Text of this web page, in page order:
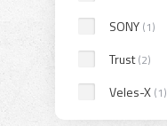
SONY (1)
Trust(2)
Veles-X (1)